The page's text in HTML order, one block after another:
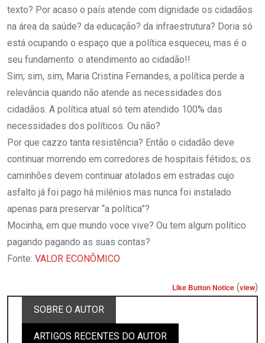
texto? Por acaso o país atende com dignidade os cidadãos
na área da saúde? da educação? da infraestrutura? Doria só
está ocupando o espaço que a política esqueceu, mas é o
seu fundamento: o atendimento ao cidadão!!
Sim, sim, sim, Maria Cristina Fernandes, a política perde a
relevância quando não atende as necessidades dos
cidadãos. A política atual só tem atendido 100% das
necessidades dos políticos. Ou não?
Por que cazzo tanta resistência? Então o cidadão deve
continuar morrendo em corredores de hospitais fétidos; os
caminhões devem continuar atolados em estradas cujo
asfalto já foi pago há milênios mas nunca foi instalado
apenas para preservar “a política”?
Mocinha, em que mundo voce vive? Ou tem algum político
pagando pagando as suas contas?
Fonte: VALOR ECONÔMICO
Like Button Notice (view)
SOBRE O AUTOR
ARTIGOS RECENTES DO AUTOR